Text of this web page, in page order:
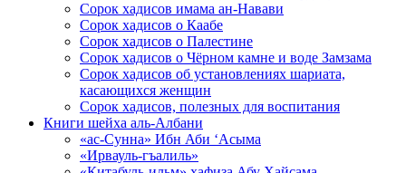
Сорок хадисов имама ан-Навави
Сорок хадисов о Каабе
Сорок хадисов о Палестине
Сорок хадисов о Чёрном камне и воде Замзама
Сорок хадисов об установлениях шариата,
касающихся женщин
Сорок хадисов, полезных для воспитания
Книги шейха аль-Албани
«ас-Сунна» Ибн Аби ‘Асыма
«Ирвауль-гъалиль»